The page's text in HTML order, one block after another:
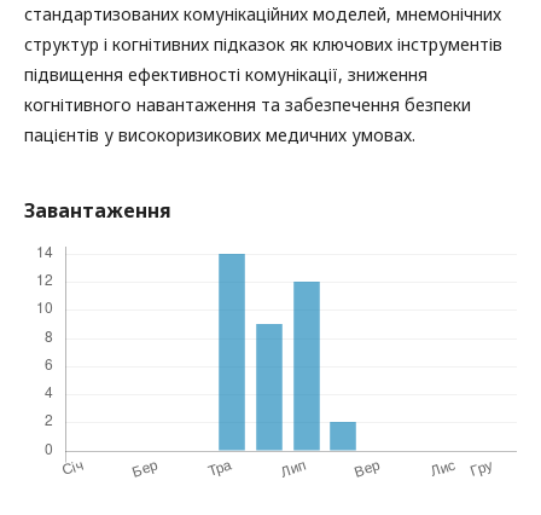
стандартизованих комунікаційних моделей, мнемонічних
структур і когнітивних підказок як ключових інструментів
підвищення ефективності комунікації, зниження
когнітивного навантаження та забезпечення безпеки
пацієнтів у високоризикових медичних умовах.
Завантаження